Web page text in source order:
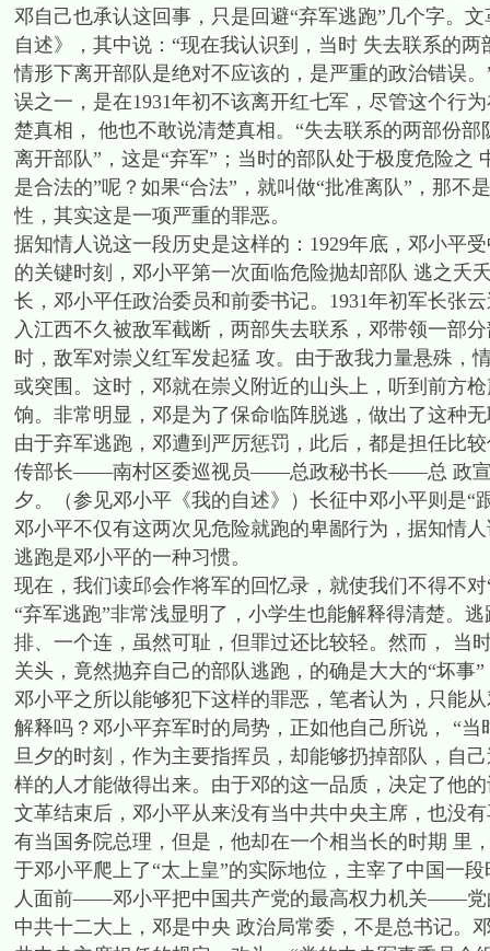
邓自己也承认这回事，只是回避“弃军逃跑”几个字。
自述》，其中说：“现在我认识到，当时 失去联系的
情形下离开部队是绝对不应该的，是严重的政治错误
误之一，是在1931年初不该离开红七军，尽管这个行
楚真相， 他也不敢说清楚真相。“失去联系的两部份
离开部队”，这是“弃军”；当时的部队处于极度危险之
是合法的”呢？如果“合法”，就叫做“批准离队”，那不
性，其实这是一项严重的罪恶。
据知情人说这一段历史是这样的：1929年底，邓小平
的关键时刻，邓小平第一次面临危险抛却部队 逃之夭
长，邓小平任政治委员和前委书记。1931年初军长张
入江西不久被敌军截断，两部失去联系，邓带领一部
时，敌军对崇义红军发起猛 攻。由于敌我力量悬殊，
或突围。这时，邓就在崇义附近的山头上，听到前方
饷。非常明显，邓是为了保命临阵脱逃，做出了这种
由于弃军逃跑，邓遭到严厉惩罚，此后，都是担任
传部长——南村区委巡视员——总政秘书长——总 政宣
夕。（参见邓小平《我的自述》）长征中邓小平则是“
邓小平不仅有这两次见危险就跑的卑鄙行为，据知情
逃跑是邓小平的一种习惯。
现在，我们读邱会作将军的回忆录，就使我们不得不
“弃军逃跑”非常浅显明了，小学生也能解释得清楚。
排、一个连，虽然可耻，但罪过还比较轻。然而， 当
关头，竟然抛弃自己的部队逃跑，的确是大大的“坏事
邓小平之所以能够犯下这样的罪恶，笔者认为，只能
解释吗？邓小平弃军时的局势，正如他自己所说， “
旦夕的时刻，作为主要指挥员，却能够扔掉部队，自
样的人才能做得出来。由于邓的这一品质，决定了他
文革结束后，邓小平从来没有当中共中央主席，也没
有当国务院总理，但是，他却在一个相当长的时期 里
于邓小平爬上了“太上皇”的实际地位，主宰了中国一
人面前——邓小平把中国共产党的最高权力机关——党
中共十二大上，邓是中央 政治局常委，不是总书记。